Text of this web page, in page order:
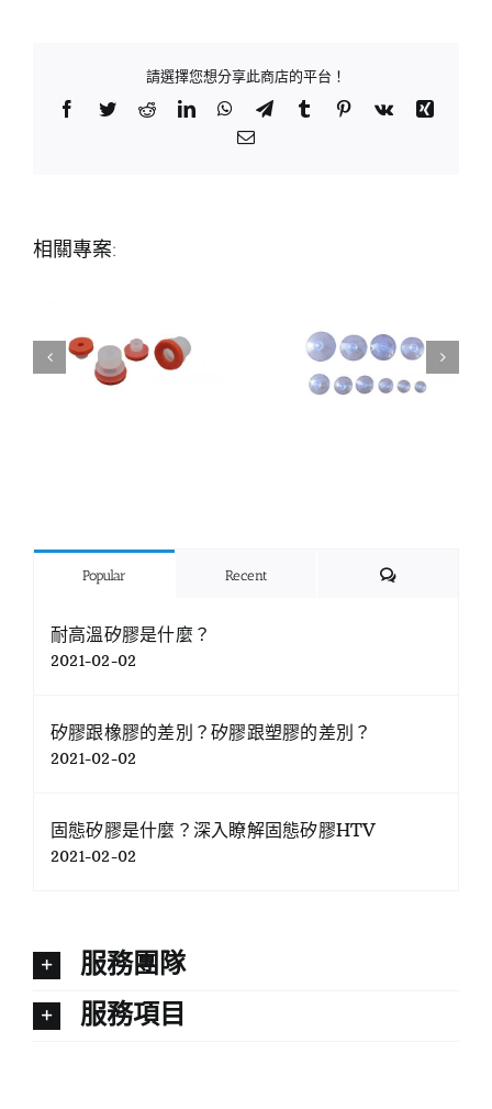
請選擇您想分享此商店的平台！
Facebook
TwitterRedditLinkedInWhatsApp
TelegramTumblr Pinterest
Vk
Xing
Email:
相關專案:
Popular Recent Comments
耐高溫矽膠是什麼？
2021-02-02
矽膠跟橡膠的差別？矽膠跟塑膠的差別？
2021-02-02
固態矽膠是什麼？深入瞭解固態矽膠HTV
2021-02-02
服務團隊
服務項目